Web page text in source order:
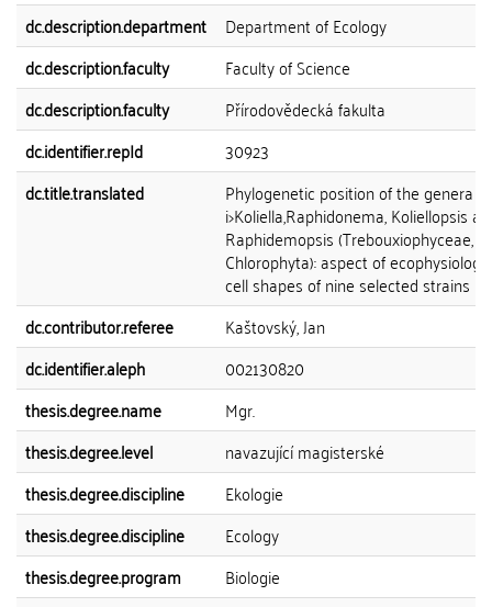
dc.description.department
Department of Ecology
dc.description.faculty
Faculty of Science
dc.description.faculty
Přírodovědecká fakulta
dc.identifier.repId
30923
dc.title.translated
Phylogenetic position of the genera
i>Koliella,Raphidonema, Koliellopsis a
Raphidemopsis (Trebouxiophyceae,
Chlorophyta): aspect of
cell shapes of nine selected strains
dc.contributor.referee
Kaštovský, Jan
dc.identifier.aleph
002130820
thesis.degree.name
Mgr.
thesis.degree.level
navazující magisterské
thesis.degree.discipline
Ekologie
thesis.degree.discipline
Ecology
thesis.degree.program
Biologie